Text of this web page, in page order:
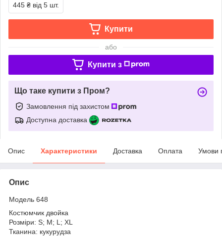
445 ₴ від 5 шт.
Купити
або
Купити з
Що таке купити з Пром?
Замовлення під захистом
Доступна доставка
Опис Характеристики Доставка Оплата Умови
Опис
Модель 648
Костюмчик двойка
Розміри: S; M; L; XL
Тканина: кукурудза